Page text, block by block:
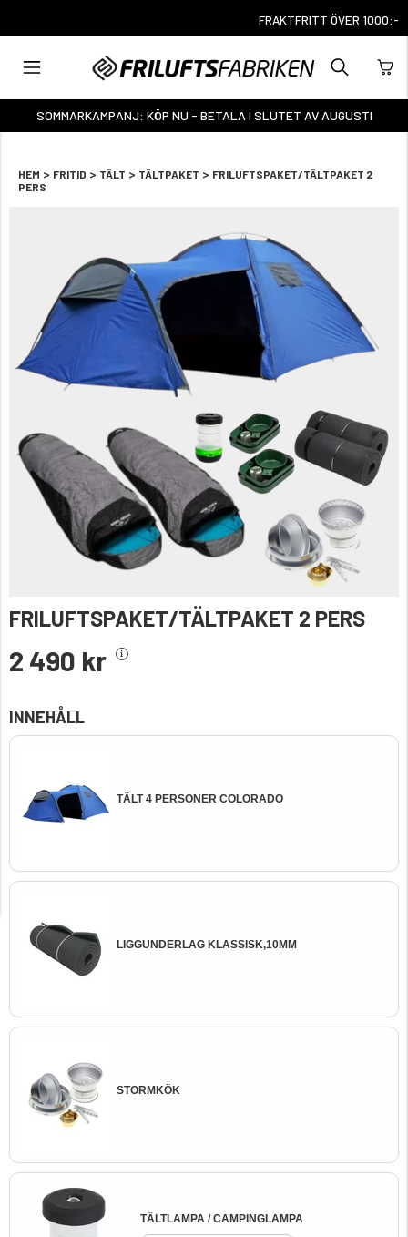
FRAKTFRITT ÖVER 1000:-
SOMMARKAMPANJ: KÖP NU - BETALA I SLUTET AV AUGUSTI
HEM > FRITID > TÄLT > TÄLTPAKET > FRILUFTSPAKET/TÄLTPAKET 2
PERS
FRILUFTSPAKET/TÄLTPAKET 2 PERS
2 490 kr
INNEHÅLL
TÄLT 4 PERSONER COLORADO
LIGGUNDERLAG KLASSISK,10MM
STORMKÖK
TÄLTLAMPA / CAMPINGLAMPA